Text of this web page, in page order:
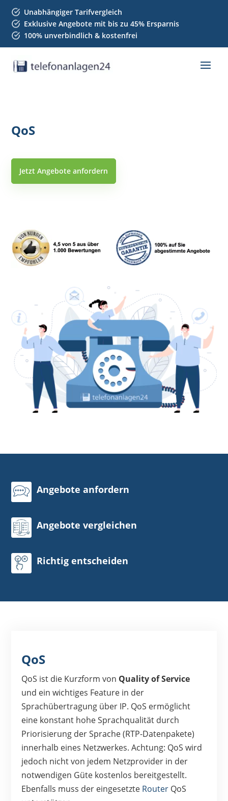
Unabhängiger Tarifvergleich
Exklusive Angebote mit bis zu 45% Ersparnis
100% unverbindlich & kostenfrei
QoS
Jetzt Angebote anfordern
Angebote anfordern
Angebote vergleichen
Richtig entscheiden
QoS
QoS ist die Kurzform von Quality of Service
und ein wichtiges Feature in der
Sprachübertragung über IP. QoS ermöglicht
eine konstant hohe Sprachqualität durch
Priorisierung der Sprache (RTP-Datenpakete)
innerhalb eines Netzwerkes. Achtung: QoS wird
jedoch nicht von jedem Netzprovider in der
notwendigen Güte kostenlos bereitgestellt.
Ebenfalls muss der eingesetzte Router QoS